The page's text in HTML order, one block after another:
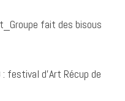
fait des bisous
d’Art Récup de